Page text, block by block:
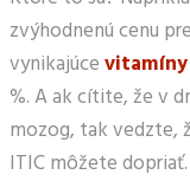
zvýhodnenú cenu
vynikajúce
%. A ak cítite, že v
mozog, tak vedzte,
ITIC môžete dopriať.